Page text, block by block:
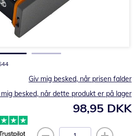
98,95 DKK
Giv mig besked, når prisen falder
mig besked, når dette produkt er på lager